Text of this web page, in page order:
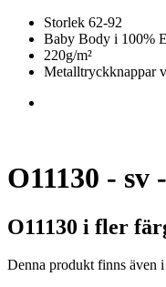
Storlek 62-92
Baby Body i 100%
220g/m²
Metalltryckknappar
O11130 -
O11130 i fler
Denna produkt finns även